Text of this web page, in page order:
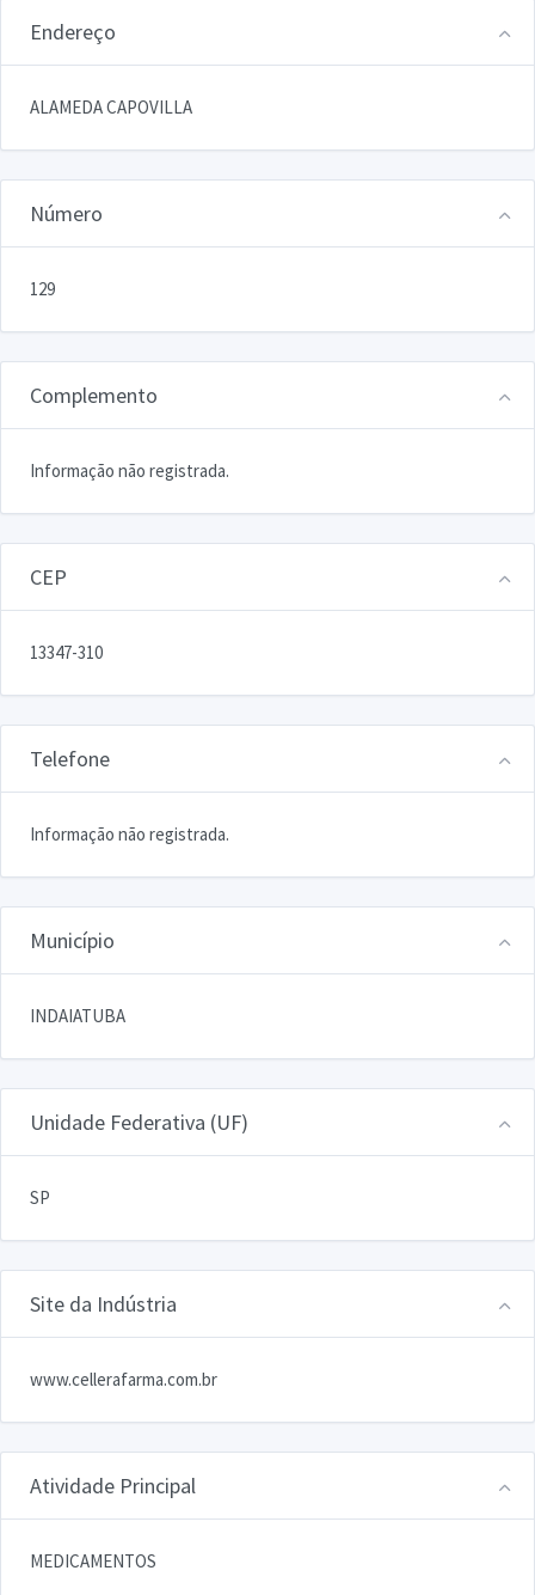
Endereço
ALAMEDA CAPOVILLA
Número
129
Complemento
Informação não registrada.
CEP
13347-310
Telefone
Informação não registrada.
Município
INDAIATUBA
Unidade Federativa (UF)
SP
Site da Indústria
www.cellerafarma.com.br
Atividade Principal
MEDICAMENTOS